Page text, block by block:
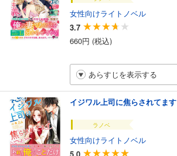
女性向けライトノベル
3.7
660円 (税込)
あらすじを表示する
イジワル上司に焦らされてます
ラノベ
女性向けライトノベル
5.0